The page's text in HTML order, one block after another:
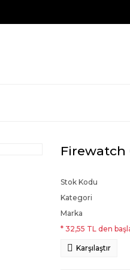
Firewatch
Stok Kodu
Kategori
Marka
* 32,55 TL den
Karşılaştır